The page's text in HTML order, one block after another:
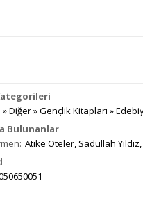
»Diğer»Gençlik Kitapları »
Bulunanlar
Atike Öteler, Sadullah Yıldız,